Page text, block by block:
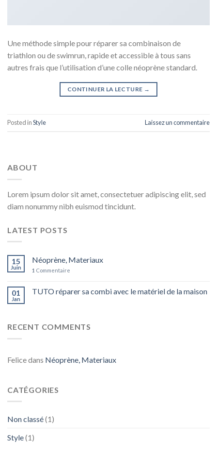
Une méthode simple pour réparer sa combinaison de
triathlon ou de swimrun, rapide et accessible à tous sans
autres frais que l’utilisation d’une colle néoprène standard.
CONTINUER LA LECTURE →
Posted inStyle Laissez un commentaire
ABOUT
Lorem ipsum dolor sit amet, consectetuer adipiscing elit, sed
diam nonummy nibh euismod tincidunt.
LATEST POSTS
15
Juin
Néoprène, Materiaux
1 Commentaire
01
Jan
TUTO réparer sa combi avec le matériel de la maison
RECENT COMMENTS
Felicedans Néoprène, Materiaux
CATÉGORIES
Non classé(1)
Style(1)